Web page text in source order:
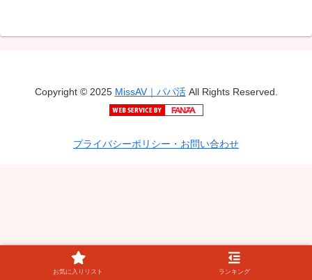
Copyright © 2025 MissAV｜パパ活All Rights Reserved.
プライバシーポリシー・お問い合わせ
お気に入りリスト ランキング